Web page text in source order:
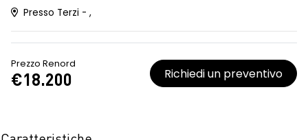
Presso Terzi - ,
Prezzo Renord
€18.200 Richiedi un preventivo